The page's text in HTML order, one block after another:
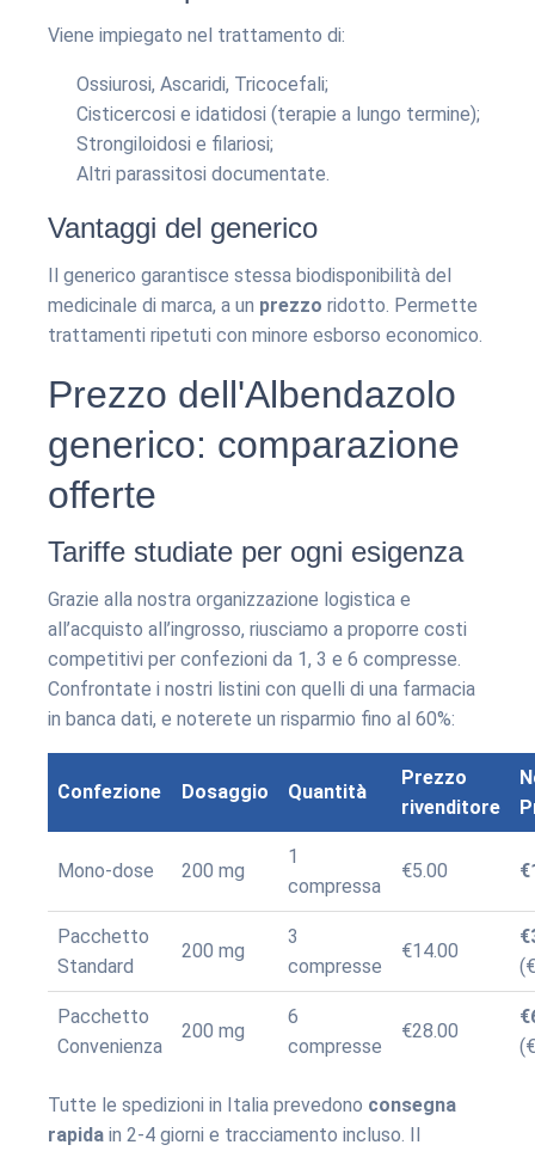
Viene impiegato nel trattamento di:
Ossiurosi, Ascaridi, Tricocefali;
Cisticercosi e idatidosi (terapie a lungo termine);
Strongiloidosi e filariosi;
Altri parassitosi documentate.
Vantaggi del generico
Il generico garantisce stessa biodisponibilità del
medicinale di marca, a un prezzo ridotto. Permette
trattamenti ripetuti con minore esborso economico.
Prezzo dell'Albendazolo
generico: comparazione
offerte
Tariffe studiate per ogni esigenza
Grazie alla nostra organizzazione logistica e
all’acquisto all’ingrosso, riusciamo a proporre costi
competitivi per confezioni da 1, 3 e 6 compresse.
Confrontate i nostri listini con quelli di una farmacia
in banca dati, e noterete un risparmio fino al 60%:
Confezione Dosaggio Quantità
Prezzo
rivenditore
Mono-dose 200 mg
1
compressa
€5.00
Pacchetto
Standard
200 mg
3
compresse
€14.00
Pacchetto
Convenienza
200 mg
6
compresse
€28.00
Tutte le spedizioni in Italia prevedono consegna
rapida in 2-4 giorni e tracciamento incluso. Il